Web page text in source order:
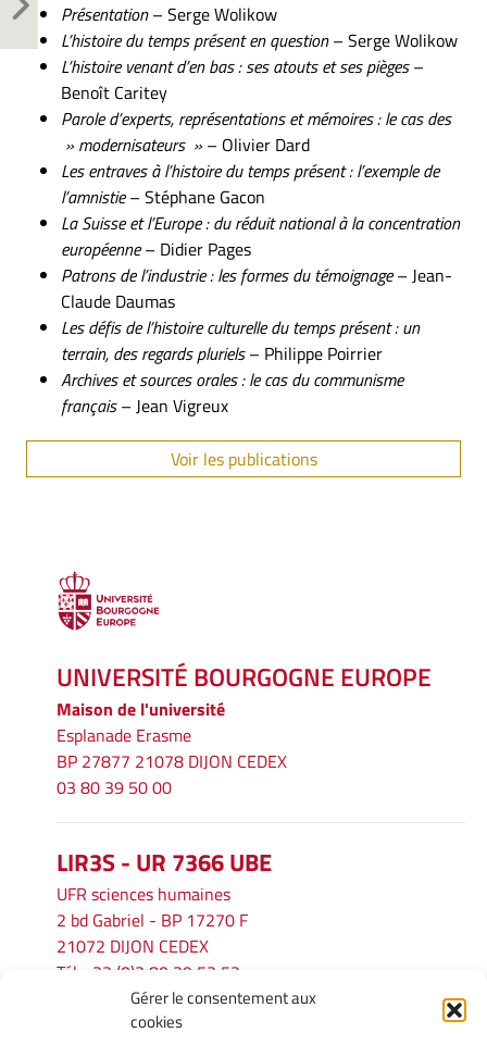
Gérer le consentement aux
cookies
Présentation– Serge Wolikow
L’histoire du temps présent en question– Serge Wolikow
L’histoire venant d’en bas : ses atouts et ses pièges–
Benoît Caritey
Parole d’experts, représentations et mémoires : le cas des
» modernisateurs » – Olivier Dard
Les entraves à l’histoire du temps présent : l’exemple de
l’amnistie– Stéphane Gacon
La Suisse et l’Europe : du réduit national à la concentration
européenne– Didier Pages
Patrons de l’industrie : les formes du témoignage– Jean-
Claude Daumas
Les défis de l’histoire culturelle du temps présent : un
terrain, des regards pluriels– Philippe Poirrier
Archives et sources orales : le cas du communisme
français– Jean Vigreux
Voir les publications
UNIVERSITÉ BOURGOGNE EUROPE
Maison de l'université
Esplanade Erasme
BP 27877 21078 DIJON CEDEX
03 80 39 50 00
LIR3S - UR 7366 UBE
UFR sciences humaines
2 bd Gabriel - BP 17270 F
21072 DIJON CEDEX
Tél. : 33 (0)3 80 39 53 52
lir3s@u-bourgogne.fr